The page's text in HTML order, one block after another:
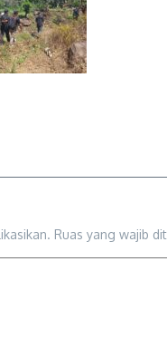
Ruas yang wajib